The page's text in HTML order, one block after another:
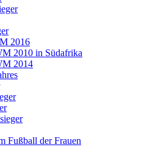
2016
2010 in Südafrika
2014
Fußball der Frauen